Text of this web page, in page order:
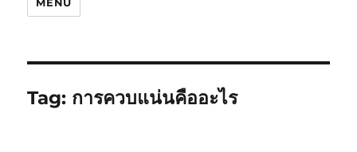
Tag: การควบแน่นคืออะไร